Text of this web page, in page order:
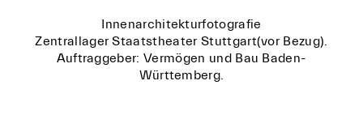
Innenarchitekturfotografie
Zentrallager Staatstheater Stuttgart(vor Bezug).
Auftraggeber: Vermögen und Bau Baden-
Württemberg.